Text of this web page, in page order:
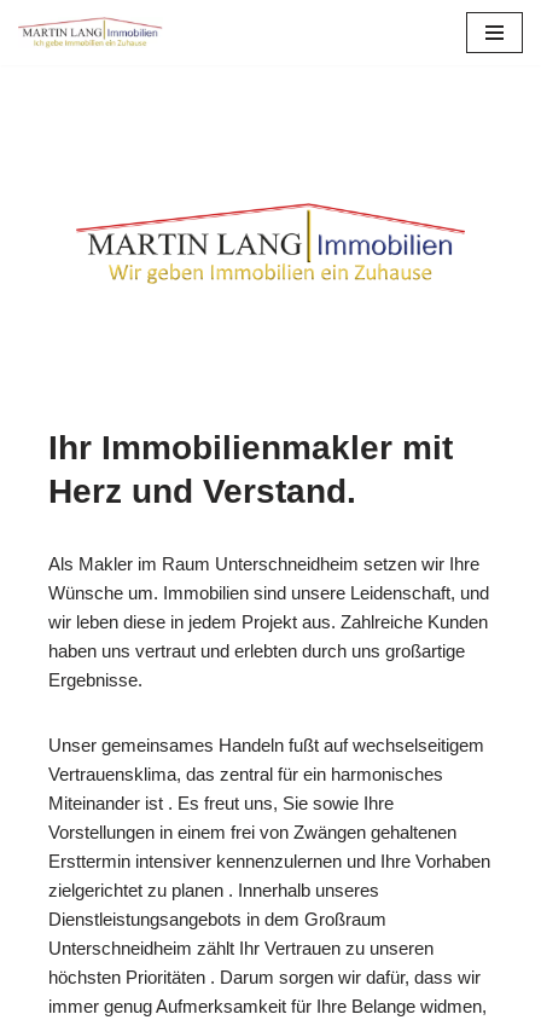
Ihr Immobilienmakler mit
Herz und Verstand.
Als Makler im Raum Unterschneidheim setzen wir Ihre
Wünsche um. Immobilien sind unsere Leidenschaft, und
wir leben diese in jedem Projekt aus. Zahlreiche Kunden
haben uns vertraut und erlebten durch uns großartige
Ergebnisse.
Unser gemeinsames Handeln fußt auf wechselseitigem
Vertrauensklima, das zentral für ein harmonisches
Miteinander ist . Es freut uns, Sie sowie Ihre
Vorstellungen in einem frei von Zwängen gehaltenen
Ersttermin intensiver kennenzulernen und Ihre Vorhaben
zielgerichtet zu planen . Innerhalb unseres
Dienstleistungsangebots in dem Großraum
Unterschneidheim zählt Ihr Vertrauen zu unseren
höchsten Prioritäten . Darum sorgen wir dafür, dass wir
immer genug Aufmerksamkeit für Ihre Belange widmen,